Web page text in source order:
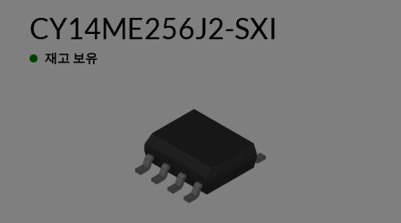
CY14ME256J2-SXI
재고 보유